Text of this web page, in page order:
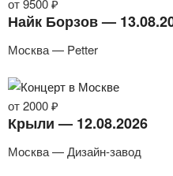
Найк Борзов —
Москва — Petter
от 2000 ₽
Крыли — 12.08.2026
Москва — Дизайн-завод